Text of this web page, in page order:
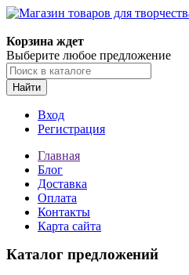
Корзина ждет
Выберите любое предложение
Найти
Вход
Регистрация
Главная
Блог
Доставка
Оплата
Контакты
Карта сайта
Каталог предложений